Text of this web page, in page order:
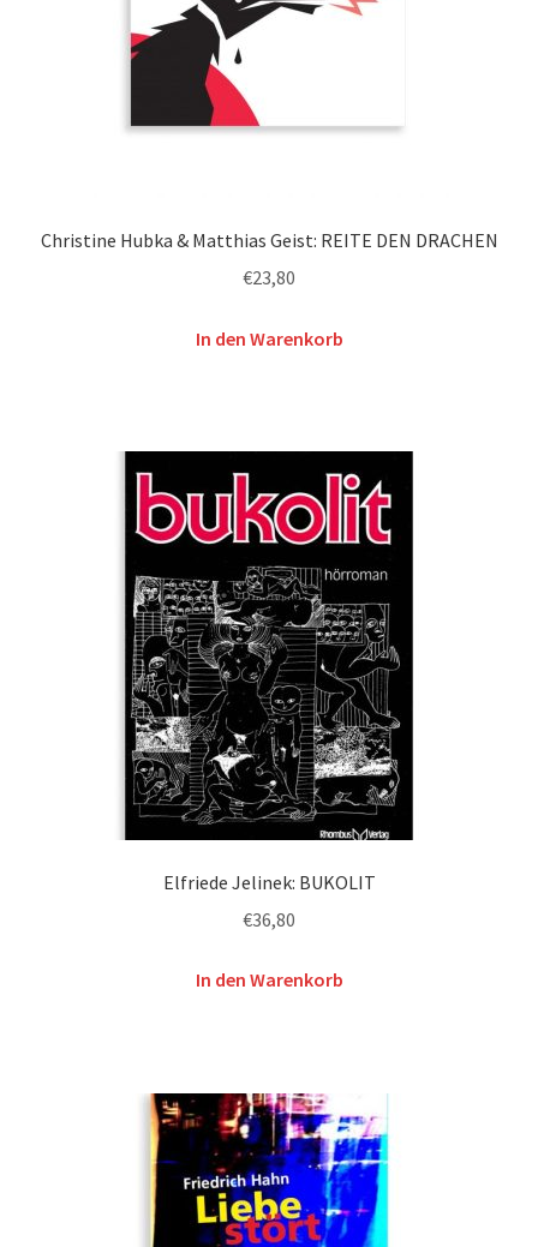
Christine Hubka & Matthias Geist: REITE DEN DRACHEN
€23,80
In den Warenkorb
Elfriede Jelinek: BUKOLIT
€36,80
In den Warenkorb